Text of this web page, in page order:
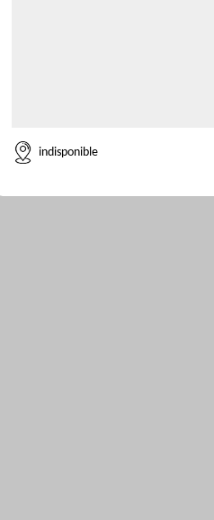
indisponible